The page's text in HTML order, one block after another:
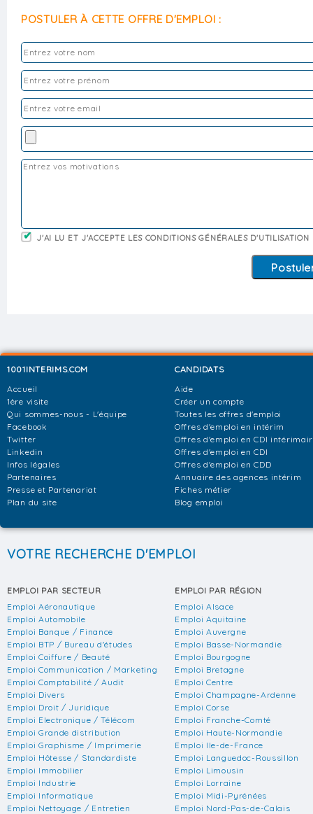
POSTULER À CETTE OFFRE D'EMPLOI :
J'AI LU ET J'ACCEPTE LES CONDITIONS GÉNÉRALES D'UTILISATION
1001INTERIMS.COM
Accueil
1ère visite
Qui sommes-nous - L'équipe
Facebook
Twitter
Linkedin
Infos légales
Partenaires
Presse et Partenariat
Plan du site
CANDIDATS
Aide
Créer un compte
Toutes les offres d'emploi
Offres d'emploi en intérim
Offres d'emploi en CDI
Offres d'emploi en CDI
Offres d'emploi en CDD
Annuaire des agences intérim
Fiches métier
Blog emploi
VOTRE RECHERCHE D'EMPLOI
EMPLOI PAR SECTEUR
Emploi Aéronautique
Emploi Automobile
Emploi Banque / Finance
Emploi BTP / Bureau d'études
Emploi Coiffure / Beauté
Emploi Communication / Marketing
Emploi Comptabilité / Audit
Emploi Divers
Emploi Droit / Juridique
Emploi Electronique / Télécom
Emploi Grande distribution
Emploi Graphisme / Imprimerie
Emploi Hôtesse / Standardiste
Emploi Immobilier
Emploi Industrie
Emploi Informatique
Emploi Nettoyage / Entretien
EMPLOI PAR RÉGION
Emploi Alsace
Emploi Aquitaine
Emploi Auvergne
Emploi Basse-Normandie
Emploi Bourgogne
Emploi Bretagne
Emploi Centre
Emploi Champagne-Ardenne
Emploi Corse
Emploi Franche-Comté
Emploi Haute-Normandie
Emploi Ile-de-France
Emploi Languedoc-Roussillon
Emploi Limousin
Emploi Lorraine
Emploi Midi-Pyrénées
Emploi Nord-Pas-de-Calais